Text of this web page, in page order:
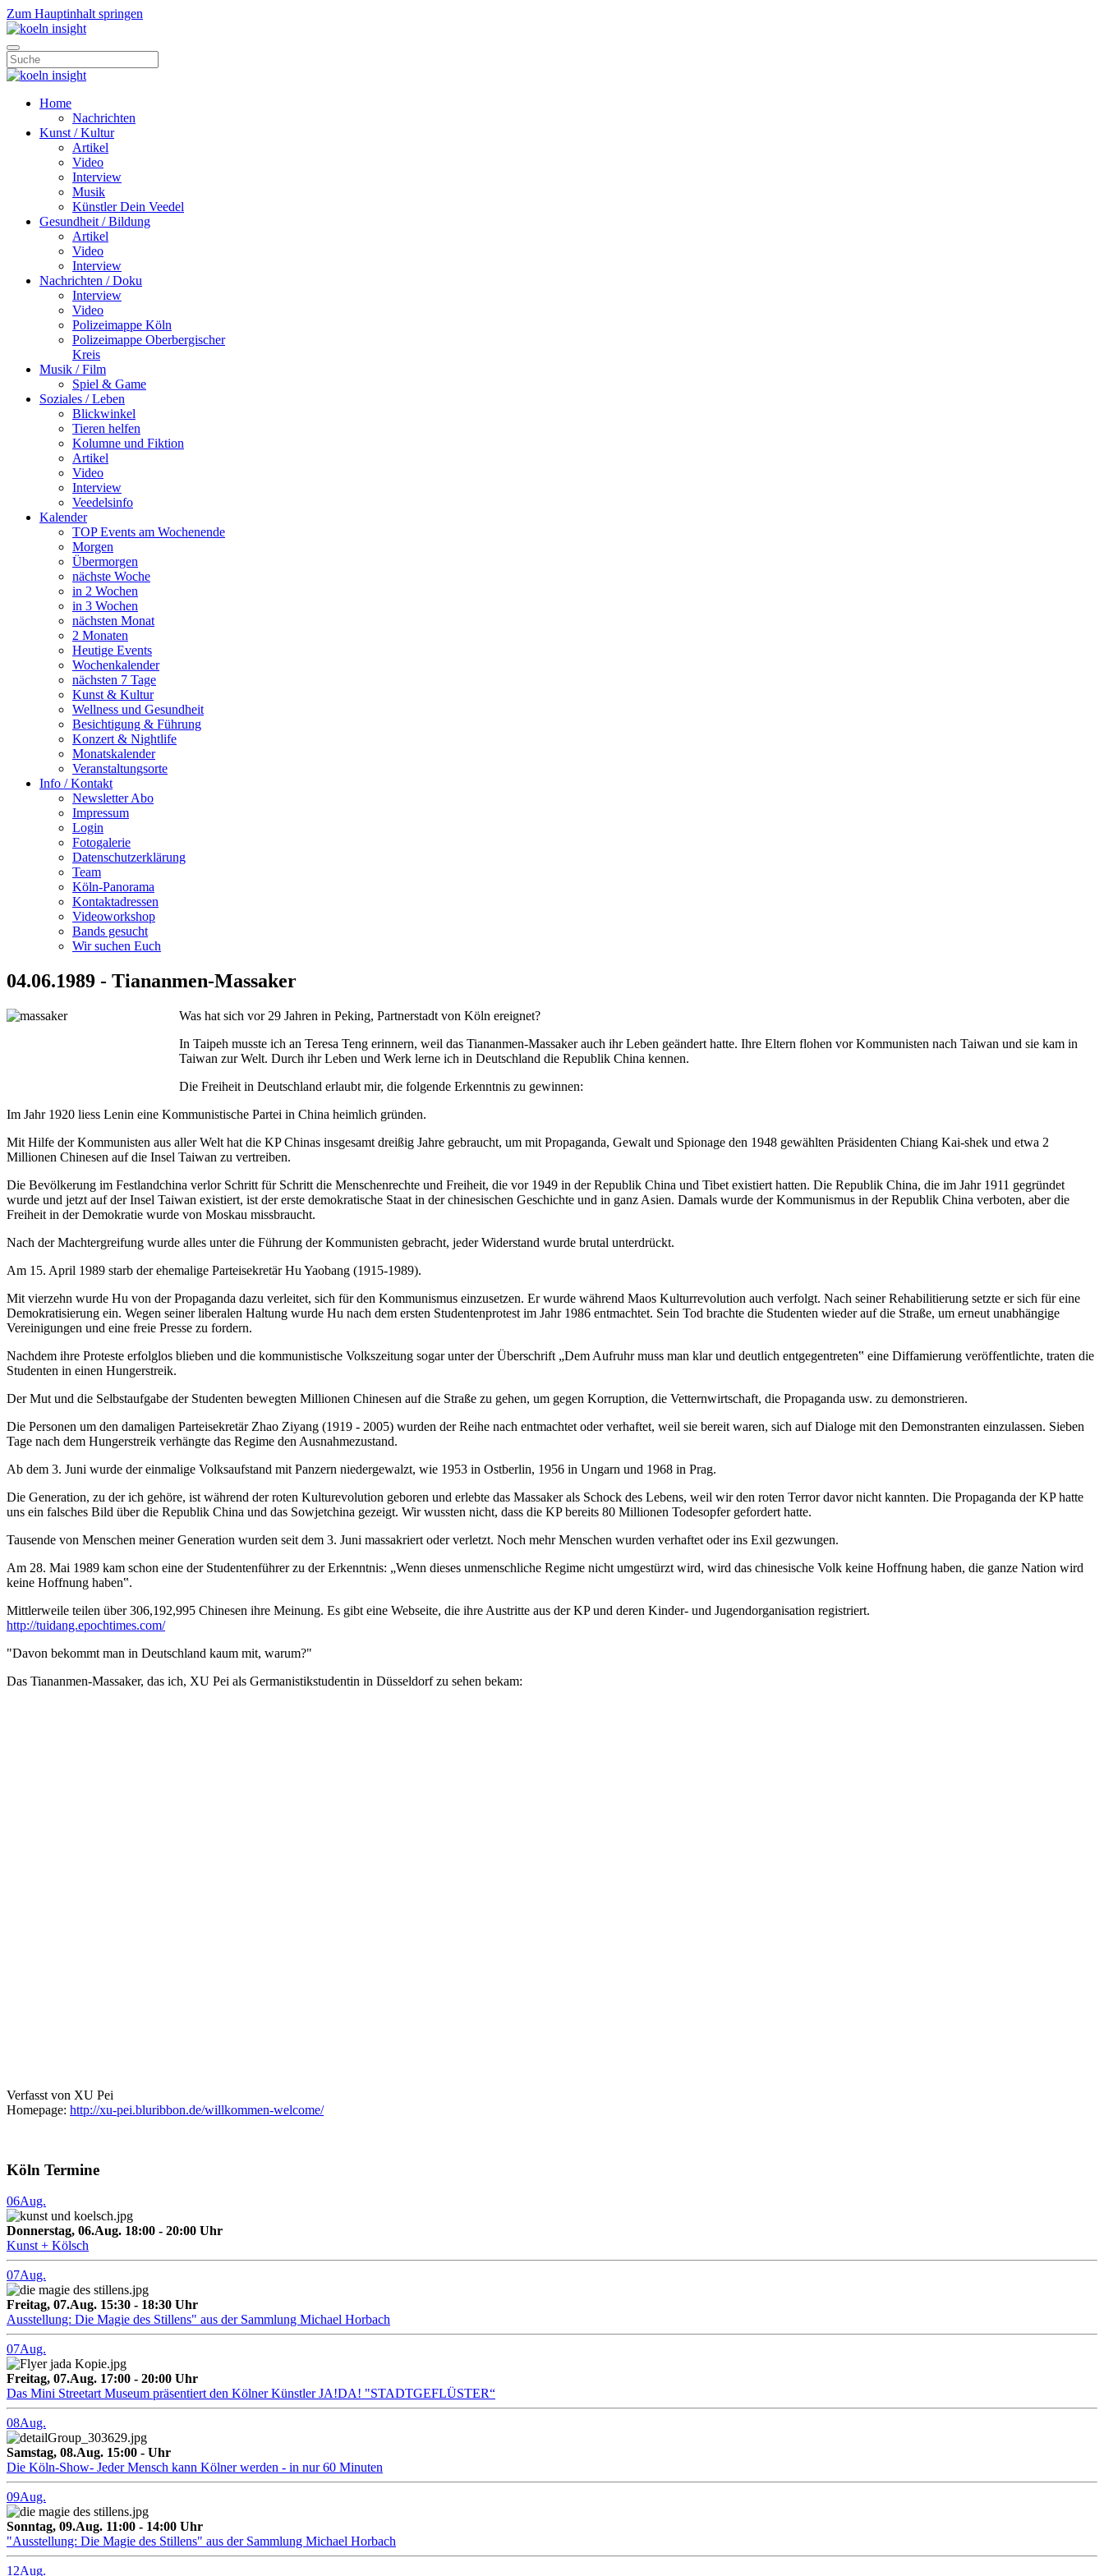
Zum Hauptinhalt springen
Home
Nachrichten
Kunst / Kultur
Artikel
Video
Interview
Musik
Künstler Dein Veedel
Gesundheit / Bildung
Artikel
Video
Interview
Nachrichten / Doku
Interview
Video
Polizeimappe Köln
Polizeimappe Oberbergischer
Kreis
Musik / Film
Spiel & Game
Soziales / Leben
Blickwinkel
Tieren helfen
Kolumne und Fiktion
Artikel
Video
Interview
Veedelsinfo
Kalender
TOP Events am Wochenende
Morgen
Übermorgen
nächste Woche
in 2 Wochen
in 3 Wochen
nächsten Monat
2 Monaten
Heutige Events
Wochenkalender
nächsten 7 Tage
Kunst & Kultur
Wellness und Gesundheit
Besichtigung & Führung
Konzert & Nightlife
Monatskalender
Veranstaltungsorte
Info / Kontakt
Newsletter Abo
Impressum
Login
Fotogalerie
Datenschutzerklärung
Team
Köln-Panorama
Kontaktadressen
Videoworkshop
Bands gesucht
Wir suchen Euch
04.06.1989 - Tiananmen-Massaker
Was hat sich vor 29 Jahren in Peking, Partnerstadt von Köln ereignet?
In Taipeh musste ich an Teresa Teng erinnern, weil das Tiananmen-Massaker auch ihr Leben geändert hatte. Ihre Eltern flohen vor Kommunisten nach Taiwan und sie kam in
Taiwan zur Welt. Durch ihr Leben und Werk lerne ich in Deutschland die Republik China kennen.
Die Freiheit in Deutschland erlaubt mir, die folgende Erkenntnis zu gewinnen:
Im Jahr 1920 liess Lenin eine Kommunistische Partei in China heimlich gründen.
Mit Hilfe der Kommunisten aus aller Welt hat die KP Chinas insgesamt dreißig Jahre gebraucht, um mit Propaganda, Gewalt und Spionage den 1948 gewählten Präsidenten Chiang Kai-shek und etwa 2
Millionen Chinesen auf die Insel Taiwan zu vertreiben.
Die Bevölkerung im Festlandchina verlor Schritt für Schritt die Menschenrechte und Freiheit, die vor 1949 in der Republik China und Tibet existiert hatten. Die Republik China, die im Jahr 1911 gegründet
wurde und jetzt auf der Insel Taiwan existiert, ist der erste demokratische Staat in der chinesischen Geschichte und in ganz Asien. Damals wurde der Kommunismus in der Republik China verboten, aber die
Freiheit in der Demokratie wurde von Moskau missbraucht.
Nach der Machtergreifung wurde alles unter die Führung der Kommunisten gebracht, jeder Widerstand wurde brutal unterdrückt.
Am 15. April 1989 starb der ehemalige Parteisekretär Hu Yaobang (1915-1989).
Mit vierzehn wurde Hu von der Propaganda dazu verleitet, sich für den Kommunismus einzusetzen. Er wurde während Maos Kulturrevolution auch verfolgt. Nach seiner Rehabilitierung setzte er sich für eine
Demokratisierung ein. Wegen seiner liberalen Haltung wurde Hu nach dem ersten Studentenprotest im Jahr 1986 entmachtet. Sein Tod brachte die Studenten wieder auf die Straße, um erneut unabhängige
Vereinigungen und eine freie Presse zu fordern.
Nachdem ihre Proteste erfolglos blieben und die kommunistische Volkszeitung sogar unter der Überschrift „Dem Aufruhr muss man klar und deutlich entgegentreten‟ eine Diffamierung veröffentlichte, traten die
Studenten in einen Hungerstreik.
Der Mut und die Selbstaufgabe der Studenten bewegten Millionen Chinesen auf die Straße zu gehen, um gegen Korruption, die Vetternwirtschaft, die Propaganda usw. zu demonstrieren.
Die Personen um den damaligen Parteisekretär Zhao Ziyang (1919 - 2005) wurden der Reihe nach entmachtet oder verhaftet, weil sie bereit waren, sich auf Dialoge mit den Demonstranten einzulassen. Sieben
Tage nach dem Hungerstreik verhängte das Regime den Ausnahmezustand.
Ab dem 3. Juni wurde der einmalige Volksaufstand mit Panzern niedergewalzt, wie 1953 in Ostberlin, 1956 in Ungarn und 1968 in Prag.
Die Generation, zu der ich gehöre, ist während der roten Kulturevolution geboren und erlebte das Massaker als Schock des Lebens, weil wir den roten Terror davor nicht kannten. Die Propaganda der KP hatte
uns ein falsches Bild über die Republik China und das Sowjetchina gezeigt. Wir wussten nicht, dass die KP bereits 80 Millionen Todesopfer gefordert hatte.
Tausende von Menschen meiner Generation wurden seit dem 3. Juni massakriert oder verletzt. Noch mehr Menschen wurden verhaftet oder ins Exil gezwungen.
Am 28. Mai 1989 kam schon eine der Studentenführer zu der Erkenntnis: „Wenn dieses unmenschliche Regime nicht umgestürzt wird, wird das chinesische Volk keine Hoffnung haben, die ganze Nation wird
keine Hoffnung haben‟.
Mittlerweile teilen über 306,192,995 Chinesen ihre Meinung. Es gibt eine Webseite, die ihre Austritte aus der KP und deren Kinder- und Jugendorganisation registriert.
http://tuidang.epochtimes.com/
"Davon bekommt man in Deutschland kaum mit, warum?"
Das Tiananmen-Massaker, das ich, XU Pei als Germanistikstudentin in Düsseldorf zu sehen bekam:
Verfasst von XU Pei
Homepage: http://xu-pei.bluribbon.de/willkommen-welcome/
Köln Termine
06Aug.
Donnerstag, 06.Aug. 18:00 - 20:00 Uhr
Kunst + Kölsch
07Aug.
Freitag, 07.Aug. 15:30 - 18:30 Uhr
Ausstellung: Die Magie des Stillens" aus der Sammlung Michael Horbach
07Aug.
Freitag, 07.Aug. 17:00 - 20:00 Uhr
Das Mini Streetart Museum präsentiert den Kölner Künstler JA!DA! "STADTGEFLÜSTER“
08Aug.
Samstag, 08.Aug. 15:00 - Uhr
Die Köln-Show- Jeder Mensch kann Kölner werden - in nur 60 Minuten
09Aug.
Sonntag, 09.Aug. 11:00 - 14:00 Uhr
"Ausstellung: Die Magie des Stillens" aus der Sammlung Michael Horbach
12Aug.